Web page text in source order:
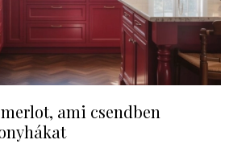
ami csendben